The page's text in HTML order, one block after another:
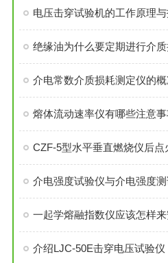
电压击穿试验机的工作原理
绝缘油为什么要定期进行介
介电常数介质损耗测定仪的
熔体流动速率仪有哪些注意事
CZF-5型水平垂直燃烧仪后点
介电强度试验仪与介电强度
一起学熔融指数仪应该怎样
介绍LJC-50E击穿电压试验仪